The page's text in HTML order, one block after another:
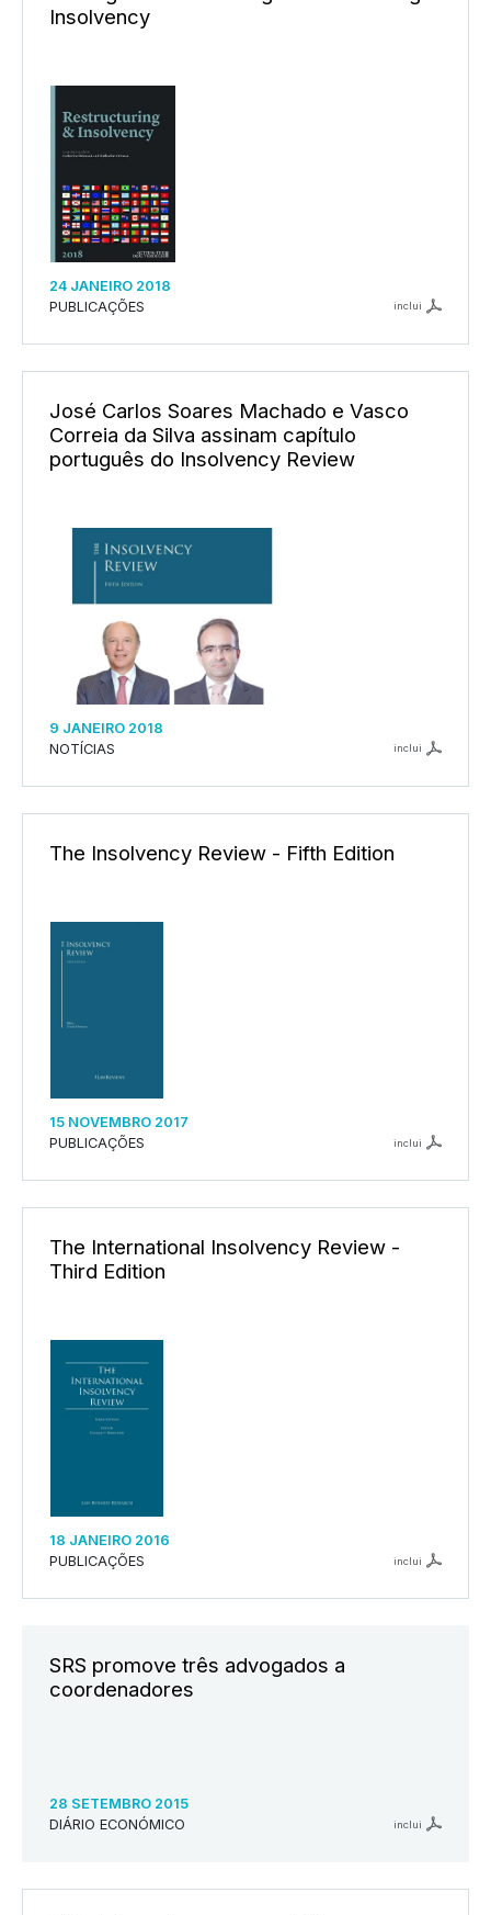
Insolvency
24 JANEIRO 2018
PUBLICAÇÕES
inclui
José Carlos Soares Machado e Vasco
Correia da Silva assinam capítulo
português do Insolvency Review
9 JANEIRO 2018
NOTÍCIAS
inclui
The Insolvency Review - Fifth Edition
15 NOVEMBRO 2017
PUBLICAÇÕES
inclui
The International Insolvency Review -
Third Edition
18 JANEIRO 2016
PUBLICAÇÕES
inclui
SRS promove três advogados a
coordenadores
28 SETEMBRO 2015
DIÁRIO ECONÓMICO
inclui